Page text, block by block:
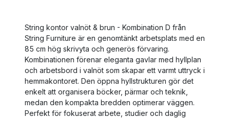
String kontor valnöt & brun - Kombination D från
String Furniture är en genomtänkt arbetsplats med en
85 cm hög skrivyta och generös förvaring.
Kombinationen förenar eleganta gavlar med hyllplan
och arbetsbord i valnöt som skapar ett varmt uttryck i
hemmakontoret. Den öppna hyllstrukturen gör det
enkelt att organisera böcker, pärmar och teknik,
medan den kompakta bredden optimerar väggen.
Perfekt för fokuserat arbete, studier och daglig